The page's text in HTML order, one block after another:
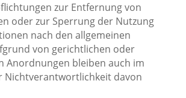
zur Entfernung von
oder zur Sperrung der Nutzung
nach den allgemeinen
von gerichtlichen oder
Anordnungen bleiben auch im
Nichtverantwortlichkeit davon